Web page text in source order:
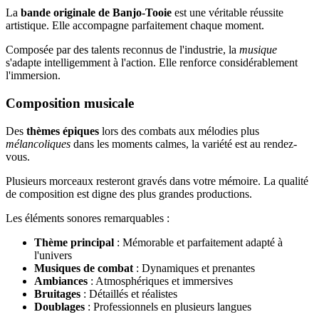
La bande originale de Banjo-Tooie est une véritable réussite
artistique. Elle accompagne parfaitement chaque moment.
Composée par des talents reconnus de l'industrie, la musique
s'adapte intelligemment à l'action. Elle renforce considérablement
l'immersion.
Composition musicale
Des thèmes épiques lors des combats aux mélodies plus
mélancoliques dans les moments calmes, la variété est au rendez-
vous.
Plusieurs morceaux resteront gravés dans votre mémoire. La qualité
de composition est digne des plus grandes productions.
Les éléments sonores remarquables :
Thème principal : Mémorable et parfaitement adapté à
l'univers
Musiques de combat : Dynamiques et prenantes
Ambiances : Atmosphériques et immersives
Bruitages : Détaillés et réalistes
Doublages : Professionnels en plusieurs langues